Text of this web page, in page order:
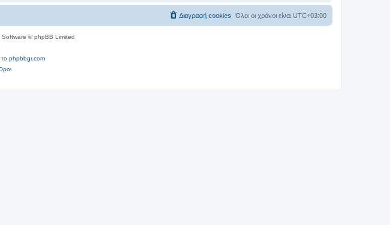
Όλοι οι χρόνοι είναι UTC+03:00
Διαγραφή cookies
Software © phpBB Limited
phpbbgr.com